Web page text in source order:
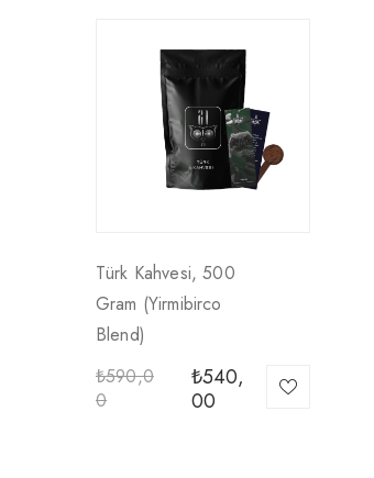
Türk Kahvesi, 500
Gram (yirmibirco
Blend)
₺590,0
0
₺540,
00